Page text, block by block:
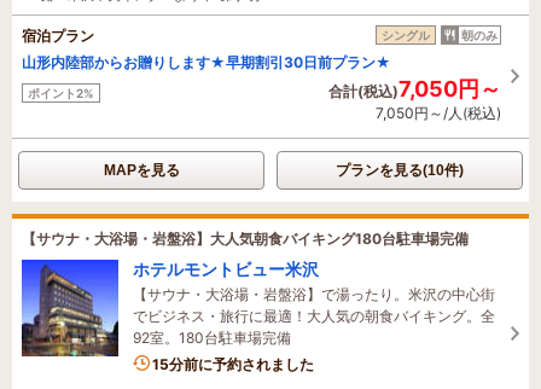
宿泊プラン シングル 朝のみ
山形内陸部からお贈りします★早期割引30日前プラン★
ポイント2% 合計(税込)7,050円～
7,050円～/人(税込)
MAPを見る プランを見る(10件)
【サウナ・大浴場・岩盤浴】大人気朝食バイキング180台駐車場完備
ホテルモントビュー米沢
【サウナ・大浴場・岩盤浴】で湯ったり。米沢の中心街
でビジネス・旅行に最適！大人気の朝食バイキング。全
92室。180台駐車場完備
1名がこの宿を見ています